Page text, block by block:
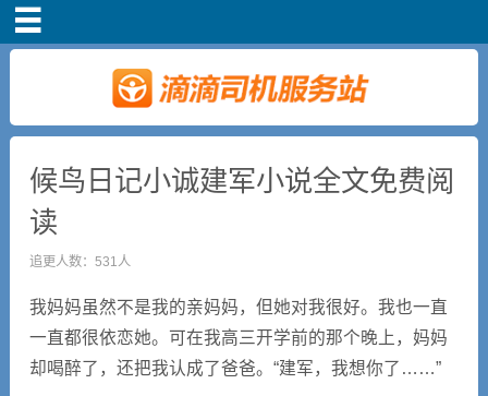
司机注册
新手指导
奖励政策
滴滴车主司机端下
载
候鸟日记小诚建军小说全文免费阅
读
追更人数：531人
我妈妈虽然不是我的亲妈妈，但她对我很好。我也一直
一直都很依恋她。可在我高三开学前的那个晚上，妈妈
却喝醉了，还把我认成了爸爸。“建军，我想你了……”